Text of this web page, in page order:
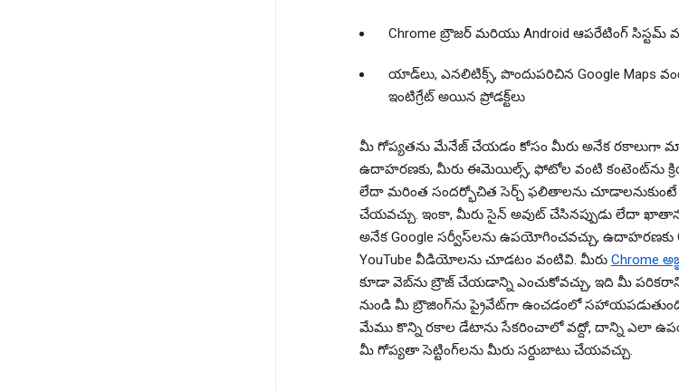
Chrome బ్రౌజర్ మరియు Android ఆపరేటింగ్ సిస్టమ్
యాడ్‌లు, ఎనలిటిక్స్, పొందుపరిచిన Google Maps
ఇంటిగ్రేట్ అయిన ప్రోడక్ట్‌లు
మీ గోప్యతను మేనేజ్ చేయడం కోసం మీరు అనేక రకాలుగా
ఉదాహరణకు, మీరు ఈమెయిల్స్, ఫోటోల వంటి కంటెంట్‌ను
లేదా మరింత సందర్భోచిత సెర్చ్ ఫలితాలను చూడాలనుకుంటే
చేయవచ్చు. ఇంకా, మీరు సైన్ అవుట్ చేసినప్పుడు లేదా
అనేక Google సర్వీస్‌లను ఉపయోగించవచ్చు,
YouTube వీడియోలను చూడటం వంటివి. మీరు Chrome
కూడా వెబ్‌ను బ్రౌజ్ చేయడాన్ని ఎంచుకోవచ్చు, ఇది మీ
నుండి మీ బ్రౌజింగ్‌ను ప్రైవేట్‌గా ఉంచడంలో
మేము కొన్ని రకాల డేటాను సేకరించాలో వద్దో, దాన్ని ఎలా
మీ గోప్యతా సెట్టింగ్‌లను మీరు సర్దుబాటు చేయవచ్చు.